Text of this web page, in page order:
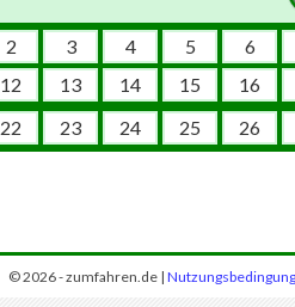
2 3 4 5
6
12 13 14 15
16
22 23 24 25 26
© 2026 - zumfahren.de |